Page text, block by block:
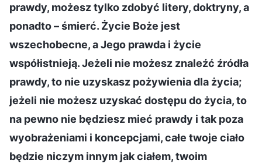
prawdy, możesz tylko zdobyć litery, doktryny, a
ponadto – śmierć. Życie Boże jest
wszechobecne, a Jego prawda i życie
współistnieją. Jeżeli nie możesz znaleźć źródła
prawdy, to nie uzyskasz pożywienia dla życia;
jeżeli nie możesz uzyskać dostępu do życia, to
na pewno nie będziesz mieć prawdy i tak poza
wyobrażeniami i koncepcjami, całe twoje ciało
będzie niczym innym jak ciałem, twoim